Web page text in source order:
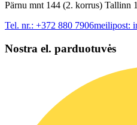
Pärnu mnt 144 (2. korrus) Tallinn
Tel. nr.: +372 880 7906meilipost:
Nostra el. parduotuvės